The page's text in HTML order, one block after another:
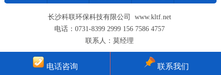
长沙科联环保科技有限公司 www.kltf.net
电话：0731-8399 2999 156 7586 4757
联系人：莫经理
电话咨询 联系我们